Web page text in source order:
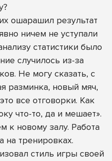
ошарашил результат
ничем не уступали
статистики было
случилось из-за
Не могу сказать, с
разминка, новый мяч,
все отговорки. Как
что-то, да и мешает».
к новому залу. Работа
на тренировках.
стиль игры своей